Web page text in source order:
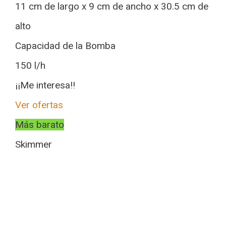
11 cm de largo x 9 cm de ancho x 30.5 cm de
alto
Capacidad de la Bomba
150 l/h
¡¡Me interesa!!
Ver ofertas
Más barato
Skimmer